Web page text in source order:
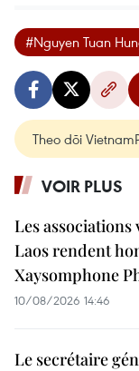
#Nguyen Tuan
Theo dõi
VOIR PLUS
Les associations
Laos rendent
Xaysomphone
10/08/2026 14:46
Le secrétaire